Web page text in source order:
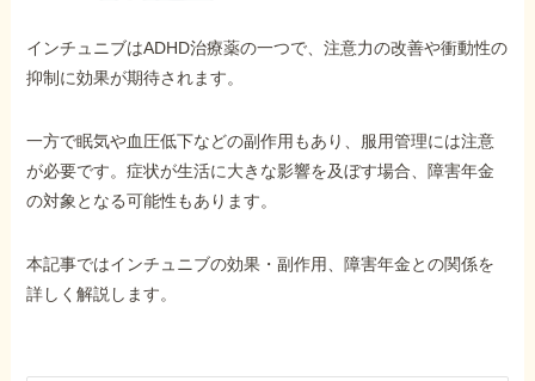
ホーム
障害年金の基礎知識
受給事例
インチュニブはADHD治療薬の一つで、注意力の改善や衝動性の
抑制に効果が期待されます。
一方で眠気や血圧低下などの副作用もあり、服用管理には注意
が必要です。症状が生活に大きな影響を及ぼす場合、障害年金
の対象となる可能性もあります。
本記事ではインチュニブの効果・副作用、障害年金との関係を
詳しく解説します。